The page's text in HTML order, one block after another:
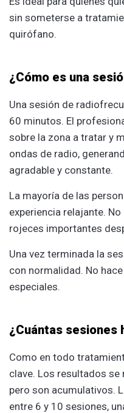
sin someterse a
quirófano.
¿Cómo es una
Una sesión de
60 minutos. El
sobre la zona a tratar y
ondas de radio,
agradable y constante.
La mayoría de las
experiencia relajante.
rojeces importantes
Una vez terminada la
con normalidad. No
especiales.
¿Cuántas sesiones
Como en todo
clave. Los resultados se
pero son acumulativos.
entre 6 y 10 sesiones,